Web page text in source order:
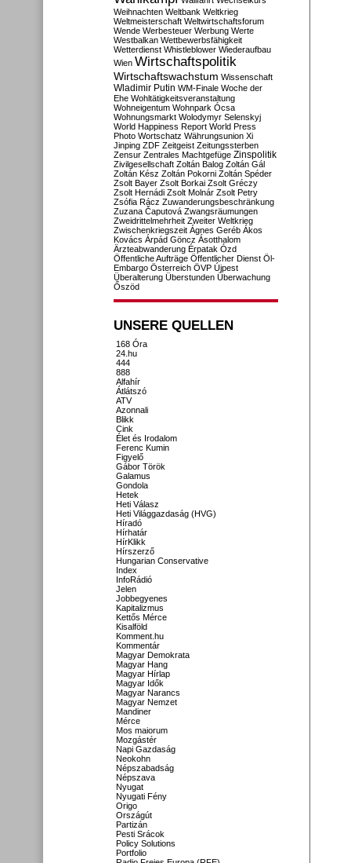
Weihnachten Weltbank Weltkrieg
Weltmeisterschaft Weltwirtschaftsforum
Wende Werbesteuer Werbung Werte
Westbalkan Wettbewerbsfähigkeit
Wetterdienst Whistleblower Wiederaufbau
Wien Wirtschaftspolitik
Wirtschaftswachstum Wissenschaft
Wladimir Putin WM-Finale Woche der
Ehe Wohltätigkeitsveranstaltung
Wohneigentum Wohnpark Ócsa
Wohnungsmarkt Wolodymyr Selenskyj
World Happiness Report World Press
Photo Wortschatz Währungsunion Xi
Jinping ZDF Zeitgeist Zeitungssterben
Zensur Zentrales Machtgefüge Zinspolitik
Zivilgesellschaft Zoltán Balog Zoltán Gál
Zoltán Kész Zoltán Pokorni Zoltán Spéder
Zsolt Bayer Zsolt Borkai Zsolt Gréczy
Zsolt Hernádi Zsolt Molnár Zsolt Petry
Zsófia Rácz Zuwanderungsbeschränkung
Zuzana Čaputová Zwangsräumungen
Zweidrittelmehrheit Zweiter Weltkrieg
Zwischenkriegszeit Ágnes Geréb Ákos
Kovács Árpád Göncz Ásotthalom
Ärzteabwanderung Érpatak Ózd
Öffentliche Aufträge Öffentlicher Dienst Öl-
Embargo Österreich ÖVP Újpest
Überalterung Überstunden Überwachung
Őszöd
UNSERE QUELLEN
168 Óra
24.hu
444
888
Alfahír
Átlátszó
ATV
Azonnali
Blikk
Cink
Élet és Irodalom
Ferenc Kumin
Figyelő
Gábor Török
Galamus
Gondola
Hetek
Heti Válasz
Heti Világgazdaság (HVG)
Híradó
Hírhatár
HírKlikk
Hírszerző
Hungarian Conservative
Index
InfoRádió
Jelen
Jobbegyenes
Kapitalizmus
Kettős Mérce
Kisalföld
Komment.hu
Kommentár
Magyar Demokrata
Magyar Hang
Magyar Hírlap
Magyar Idők
Magyar Narancs
Magyar Nemzet
Mandiner
Mérce
Mos maiorum
Mozgástér
Napi Gazdaság
Neokohn
Népszabadság
Népszava
Nyugat
Nyugati Fény
Origo
Országút
Partizán
Pesti Srácok
Policy Solutions
Portfolio